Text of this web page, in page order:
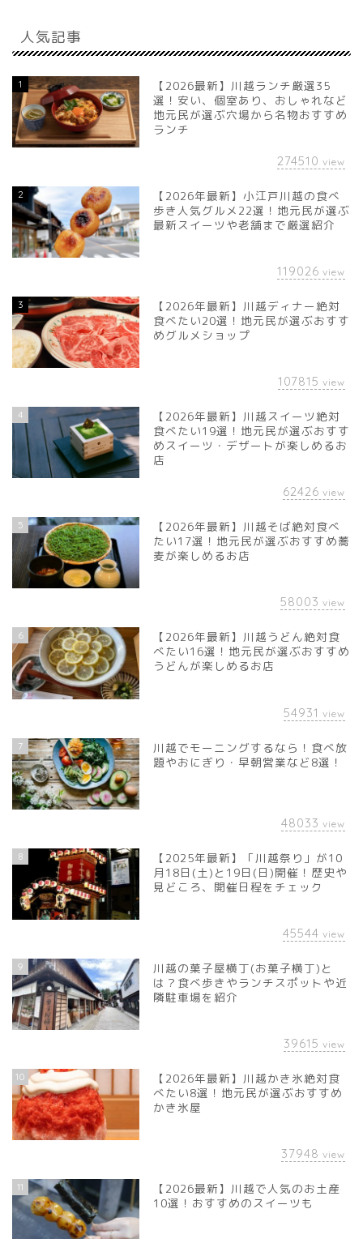
人気記事
1
【2026最新】川越ランチ厳選35
選！安い、個室あり、おしゃれなど
地元民が選ぶ穴場から名物おすすめ
ランチ
274510 view
2
【2026年最新】小江戸川越の食べ
歩き人気グルメ22選！地元民が選ぶ
最新スイーツや老舗まで厳選紹介
119026 view
3
【2026年最新】川越ディナー絶対
食べたい20選！地元民が選ぶおすす
めグルメショップ
107815 view
4
【2026年最新】川越スイーツ絶対
食べたい19選！地元民が選ぶおすす
めスイーツ・デザートが楽しめるお
店
62426 view
5
【2026年最新】川越そば絶対食べ
たい17選！地元民が選ぶおすすめ蕎
麦が楽しめるお店
58003 view
6
【2026年最新】川越うどん絶対食
べたい16選！地元民が選ぶおすすめ
うどんが楽しめるお店
54931 view
7
川越でモーニングするなら！食べ放
題やおにぎり・早朝営業など8選！
48033 view
8
【2025年最新】「川越祭り」が10
月18日(土)と19日(日)開催！歴史や
見どころ、開催日程をチェック
45544 view
9
川越の菓子屋横丁(お菓子横丁)と
は？食べ歩きやランチスポットや近
隣駐車場を紹介
39615 view
10
【2026年最新】川越かき氷絶対食
べたい8選！地元民が選ぶおすすめ
かき氷屋
37948 view
11
【2026最新】川越で人気のお土産
10選！おすすめのスイーツも